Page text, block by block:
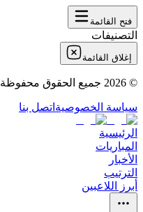
فتح القائمة
التصنيفات
إغلاق القائمة
©
2026 جميع الحقوق محفوظة
سياسة الخصوصية اتصل بنا
الرئيسية
المباريات
الأخبار
الترتيب
أبرز اللاعبين